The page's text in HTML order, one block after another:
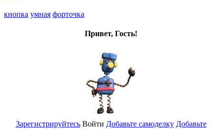
кнопка умная форточка
Привет, Гость!
Зарегистрируйтесь Войти Добавьте самоделку Добавьте